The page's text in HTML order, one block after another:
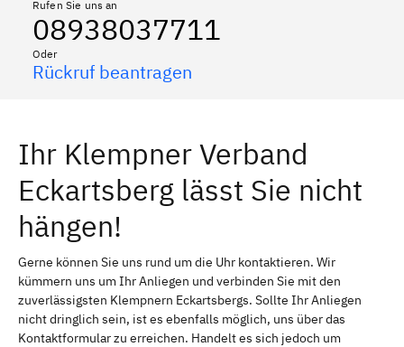
Rufen Sie uns an
08938037711
Oder
Rückruf beantragen
Ihr Klempner Verband
Eckartsberg lässt Sie nicht
hängen!
Gerne können Sie uns rund um die Uhr kontaktieren. Wir
kümmern uns um Ihr Anliegen und verbinden Sie mit den
zuverlässigsten Klempnern Eckartsbergs. Sollte Ihr Anliegen
nicht dringlich sein, ist es ebenfalls möglich, uns über das
Kontaktformular zu erreichen. Handelt es sich jedoch um